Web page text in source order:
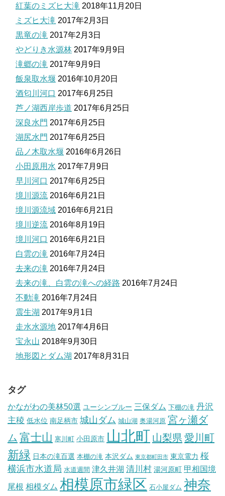
紅葉のミズヒ大滝 2018年11月20日
ミズヒ大滝 2017年2月3日
黒竜の滝 2017年2月3日
やどりき水源林 2017年9月9日
滝郷の滝 2017年9月9日
飯泉取水堰 2016年10月20日
酒匂川河口 2017年6月25日
芦ノ湖西岸歩道 2017年6月25日
深良水門 2017年6月25日
湖尻水門 2017年6月25日
品ノ木取水堰 2016年6月26日
小田原用水 2017年7月9日
早川河口 2017年6月25日
境川源流 2016年6月21日
境川源流域 2016年6月21日
境川逆流 2016年8月19日
境川河口 2016年6月21日
白雲の滝 2016年7月24日
去来の滝 2016年7月24日
去来の滝、白雲の滝への経路 2016年7月24日
不動滝 2016年7月24日
震生湖 2017年9月1日
走水水源地 2017年4月6日
宝永山 2018年9月30日
地形図とダム湖 2017年8月31日
タグ
かながわの美林50選 ユーシンブルー 三保ダム 下棚の滝 丹沢
主稜 低水位 南足柄市 城山ダム 城山湖 奥湯河原 宮ヶ瀬ダ
ム 富士山 寒川町 小田原市 山北町 山梨県 愛川町
新緑 日本の滝百選 本棚の滝 本沢ダム 東京都町田市 東京電力 桜
横浜市水道局 水道週間 津久井湖 清川村 湯河原町 甲相国境
尾根 相模ダム 相模原市緑区 石小屋ダム 神奈